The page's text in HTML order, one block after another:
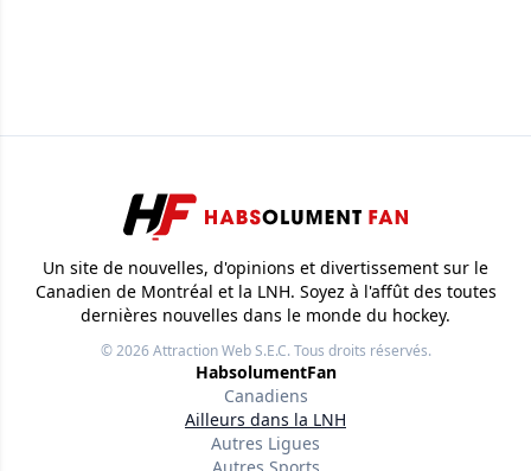
Un site de nouvelles, d'opinions et divertissement sur le
Canadien de Montréal et la LNH. Soyez à l'affût des toutes
dernières nouvelles dans le monde du hockey.
© 2026Attraction Web S.E.C.Tous droits réservés.
HabsolumentFan
Canadiens
Ailleurs dans la LNH
Autres Ligues